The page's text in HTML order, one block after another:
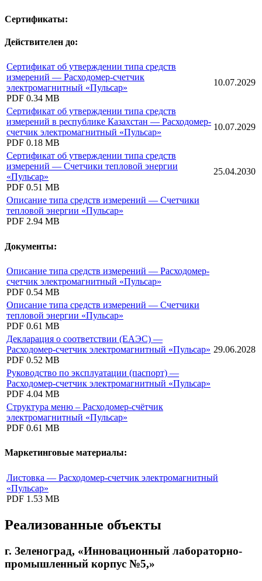
Сертификаты:
Действителен до:
Сертификат об утверждении типа средств
измерений — Расходомер-счетчик
электромагнитный «Пульсар»
PDF 0.34 MB
10.07.2029
Сертификат об утверждении типа средств
измерений в республике Казахстан — Расходомер-
счетчик электромагнитный «Пульсар»
PDF 0.18 MB
10.07.2029
Сертификат об утверждении типа средств
измерений — Счетчики тепловой энергии
«Пульсар»
PDF 0.51 MB
25.04.2030
Описание типа средств измерений — Счетчики
тепловой энергии «Пульсар»
PDF 2.94 MB
Документы:
Описание типа средств измерений — Расходомер-
счетчик электромагнитный «Пульсар»
PDF 0.54 MB
Описание типа средств измерений — Счетчики
тепловой энергии «Пульсар»
PDF 0.61 MB
Декларация о соответствии (ЕАЭС) —
Расходомер-счетчик электромагнитный «Пульсар»
PDF 0.52 MB
29.06.2028
Руководство по эксплуатации (паспорт) —
Расходомер-счетчик электромагнитный «Пульсар»
PDF 4.04 MB
Структура меню – Расходомер-счётчик
электромагнитный «Пульсар»
PDF 0.61 MB
Маркетинговые материалы:
Листовка — Расходомер-счетчик электромагнитный
«Пульсар»
PDF 1.53 MB
Реализованные объекты
г. Зеленоград, «Инновационный лабораторно-
промышленный корпус №5,»